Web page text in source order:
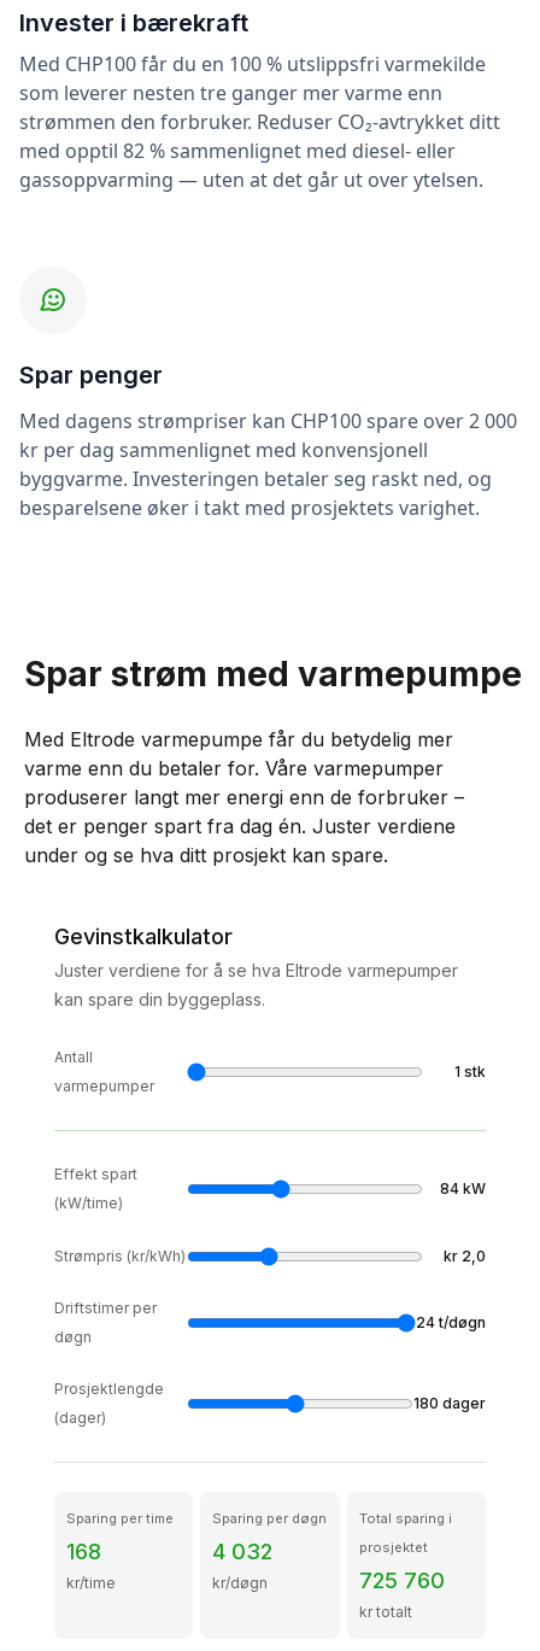
Invester i bærekraft
Med CHP100 får du en 100 % utslippsfri varmekilde
som leverer nesten tre ganger mer varme enn
strømmen den forbruker. Reduser CO₂-avtrykket ditt
med opptil 82 % sammenlignet med diesel- eller
gassoppvarming — uten at det går ut over ytelsen.
Spar penger
Med dagens strømpriser kan CHP100 spare over 2 000
kr per dag sammenlignet med konvensjonell
byggvarme. Investeringen betaler seg raskt ned, og
besparelsene øker i takt med prosjektets varighet.
Spar strøm med varmepumpe
Med Eltrode varmepumpe får du betydelig mer
varme enn du betaler for. Våre varmepumper
produserer langt mer energi enn de forbruker –
det er penger spart fra dag én. Juster verdiene
under og se hva ditt prosjekt kan spare.
Gevinstkalkulator
Juster verdiene for å se hva Eltrode varmepumper
kan spare din byggeplass.
Antall
varmepumper
1 stk
Effekt spart
(kW/time)
84 kW
Strømpris (kr/kWh) kr 2,0
Driftstimer per
døgn
24t/døgn
Prosjektlengde
(dager)
180 dager
Sparing per time
168
kr/time
Sparing per døgn
4 032
kr/døgn
Total sparing i
prosjektet
725 760
kr totalt